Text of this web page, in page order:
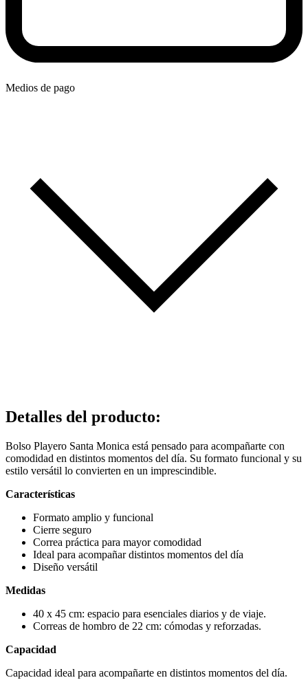
Medios de pago
Detalles del producto:
Bolso Playero Santa Monica está pensado para acompañarte con
comodidad en distintos momentos del día. Su formato funcional y su
estilo versátil lo convierten en un imprescindible.
Características
Formato amplio y funcional
Cierre seguro
Correa práctica para mayor comodidad
Ideal para acompañar distintos momentos del día
Diseño versátil
Medidas
40 x 45 cm: espacio para esenciales diarios y de viaje.
Correas de hombro de 22 cm: cómodas y reforzadas.
Capacidad
Capacidad ideal para acompañarte en distintos momentos del día.